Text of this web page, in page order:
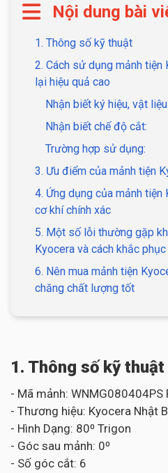
Nội dung bài
1. Thông số kỹ thuật
2. Cách sử dụng mảnh
lại hiệu quả cao
Nhận biết ký hiệu, vật
Nhận biết chế độ cắt:
Trường hợp sử dụng:
3. Ưu điểm của mảnh tiện
4. Ứng dụng của mảnh
cơ khí chính xác
5. Một số lỗi thường gặp
Kyocera và cách khắc phục
6. Nên mua mảnh tiện
chăng chất lượng tốt
1. Thông số kỹ thuật
- Mã mảnh: WNMG080404PS
- Thương hiệu: Kyocera Nhật
- Hình Dạng: 80⁰ Trigon
- Góc sau mảnh: 0⁰
- Số góc cắt: 6